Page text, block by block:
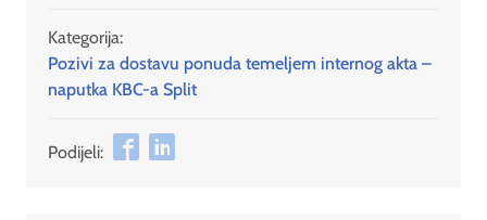
Kategorija:
Pozivi za dostavu ponuda temeljem internog akta –
naputka KBC-a Split
Podijeli: